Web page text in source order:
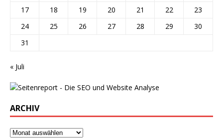
17
18 19 20 21 22
23
24
25 26 27 28 29
30
31
« Juli
ARCHIV